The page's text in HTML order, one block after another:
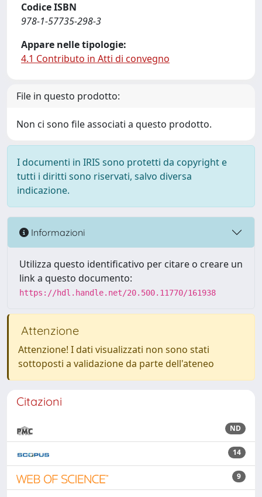
Codice ISBN
978-1-57735-298-3
Appare nelle tipologie:
4.1 Contributo in Atti di convegno
File in questo prodotto:
Non ci sono file associati a questo prodotto.
I documenti in IRIS sono protetti da copyright e
tutti i diritti sono riservati, salvo diversa
indicazione.
Informazioni
Utilizza questo identificativo per citare o creare un
link a questo documento:
https://hdl.handle.net/20.500.11770/161938
Attenzione
Attenzione! I dati visualizzati non sono stati
sottoposti a validazione da parte dell'ateneo
Citazioni
ND
14
9